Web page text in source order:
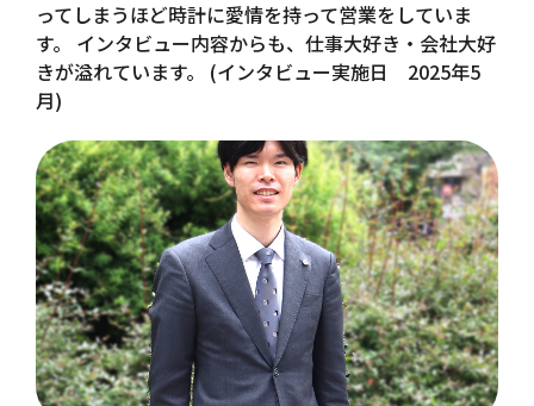
ってしまうほど時計に愛情を持って営業をしていま
す。 インタビュー内容からも、仕事大好き・会社大好
きが溢れています。 (インタビュー実施日 2025年5
月)